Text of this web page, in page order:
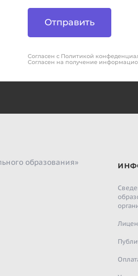
Отправить
Согласен с Политикой
Согласен на получение
образования»